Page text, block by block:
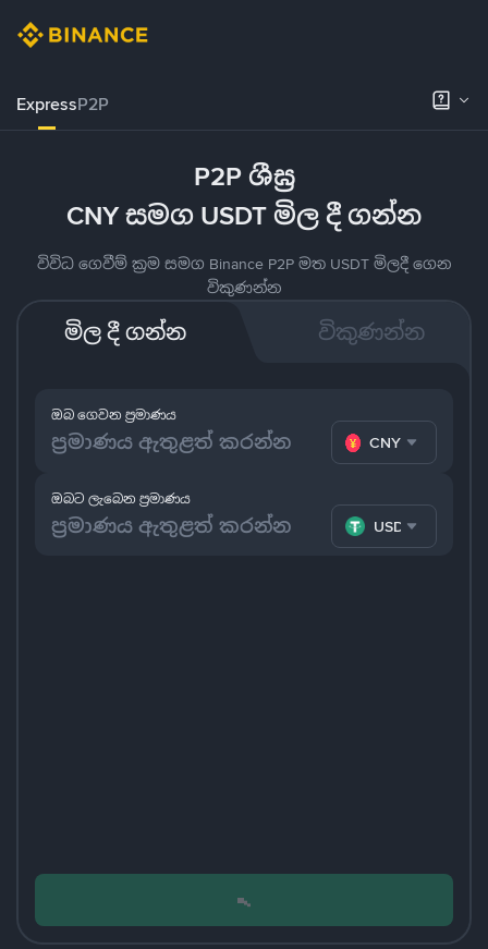
ExpressP2P
P2P ශීඝ්‍ර
CNY සමග USDT මිල දී ගන්න
විවිධ ගෙවීම් ක්‍රම සමග Binance P2P මත USDT මිලදී ගෙන
විකුණන්න
මිල දී ගන්න විකුණන්න
ඔබ ගෙවන ප්‍රමාණය
CNY
ඔබට ලැබෙන ප්‍රමාණය
USDT